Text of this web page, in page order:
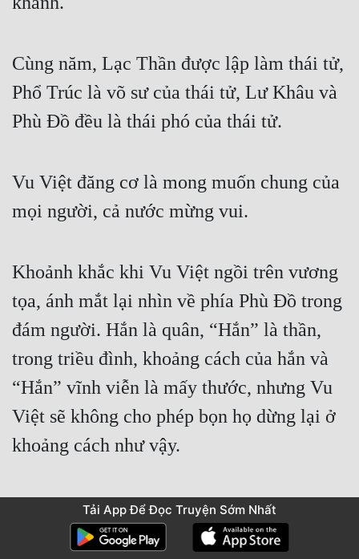
Cùng năm, Lạc Thần được lập làm thái tử,
Phổ Trúc là võ sư của thái tử, Lư Khâu và
Phù Đồ đều là thái phó của thái tử.
Vu Việt đăng cơ là mong muốn chung của
mọi người, cả nước mừng vui.
Khoảnh khắc khi Vu Việt ngồi trên vương
tọa, ánh mắt lại nhìn về phía Phù Đồ trong
đám người. Hắn là quân, “Hắn” là thần,
trong triều đình, khoảng cách của hắn và
“Hắn” vĩnh viễn là mấy thước, nhưng Vu
Việt sẽ không cho phép bọn họ dừng lại ở
khoảng cách như vậy.
Hắn không thể lập “Hắn” làm Hoàng hậu,
nhưng hắn hi vọng Phù Đồ trở thành người
Tải App Để Đọc Truyện Sớm Nhất